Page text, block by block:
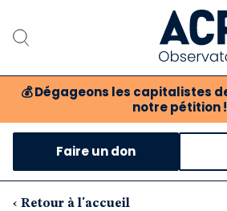
💰 Dégageons les capitalistes
notre pétition !
Notre
Faire un don
‹ Retour à l'accueil